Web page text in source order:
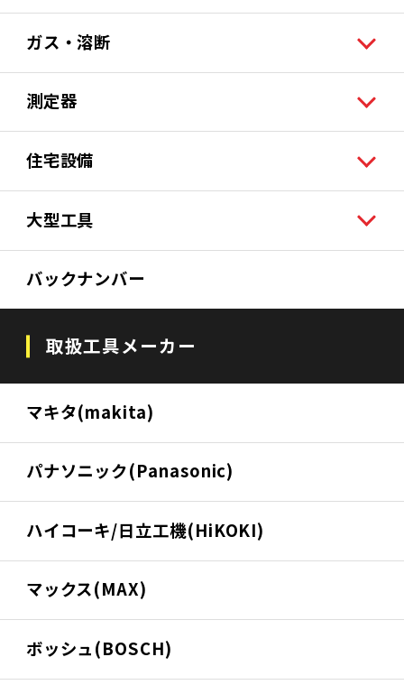
ガス・溶断
測定器
住宅設備
大型工具
バックナンバー
取扱工具メーカー
マキタ(makita)
パナソニック(Panasonic)
ハイコーキ/日立工機(HiKOKI)
マックス(MAX)
ボッシュ(BOSCH)